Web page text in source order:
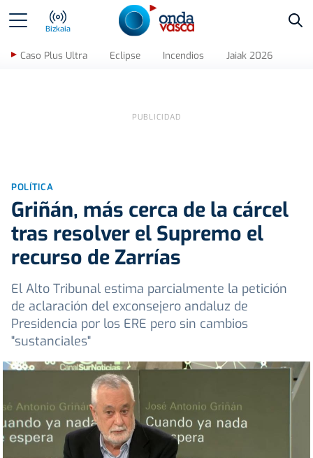
Bizkaia
Caso Plus Ultra Eclipse Incendios Jaiak 2026
POLÍTICA
Griñán, más cerca de la cárcel
tras resolver el Supremo el
recurso de Zarrías
El Alto Tribunal estima parcialmente la petición
de aclaración del exconsejero andaluz de
Presidencia por los ERE pero sin cambios
"sustanciales"